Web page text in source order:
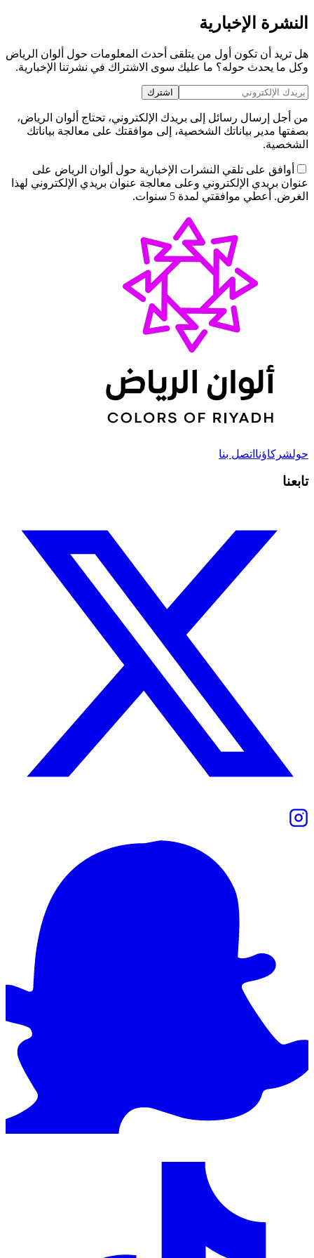
النشرة الإخبارية
هل تريد أن تكون أول من يتلقى أحدث المعلومات حول ألوان الرياض
وكل ما يحدث حوله؟ ما عليك سوى الاشتراك في نشرتنا الإخبارية.
اشترك
من أجل إرسال رسائل إلى بريدك الإلكتروني، تحتاج ألوان الرياض،
بصفتها مدير بياناتك الشخصية، إلى موافقتك على معالجة بياناتك
الشخصية.
أوافق على تلقي النشرات الإخبارية حول ألوان الرياض على
عنوان بريدي الإلكتروني وعلى معالجة عنوان بريدي الإلكتروني لهذا
الغرض. أعطي موافقتي لمدة 5 سنوات.
حولشركاؤنا اتصل بنا
تابعنا